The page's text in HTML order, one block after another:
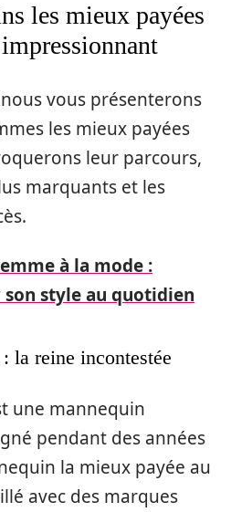
les mieux payées
vous présenterons
les mieux payées
leur parcours,
marquants et les
à la mode :
style au quotidien
la reine incontestée
une mannequin
pendant des années
la mieux payée au
avec des marques